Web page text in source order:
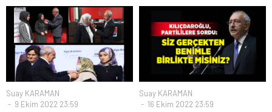
Suay KARAMAN
9 Ekim 2022 23:59
Suay KARAMAN
16 Ekim 2022 23:59